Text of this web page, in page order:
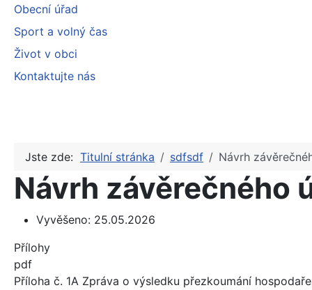
Obecní úřad
Sport a volný čas
Život v obci
Kontaktujte nás
Jste zde: Titulní stránka sdfsdf Návrh
Návrh závěrečného
Vyvěšeno: 25.05.2026
Přílohy
pdf
Příloha č. 1A Zpráva o výsledku přezkoumání